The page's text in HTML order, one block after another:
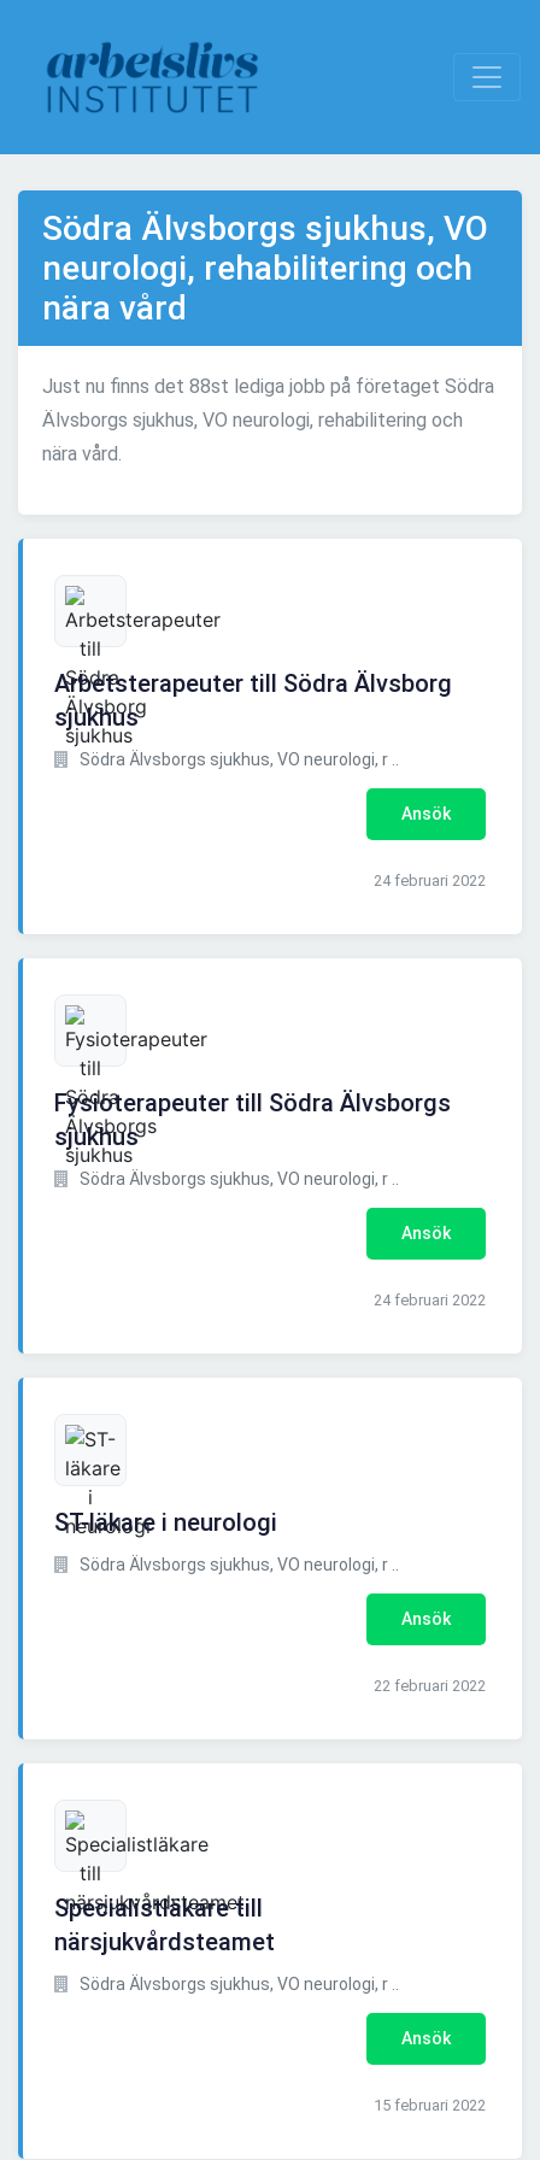
Södra Älvsborgs sjukhus, VO
neurologi, rehabilitering och
nära vård
Just nu finns det 88st lediga jobb på företaget Södra
Älvsborgs sjukhus, VO neurologi, rehabilitering och
nära vård.
Arbetsterapeuter till Södra Älvsborg
sjukhus
Södra Älvsborgs sjukhus, VO neurologi, r ..
Ansök
24 februari 2022
Fysioterapeuter till Södra Älvsborgs
sjukhus
Södra Älvsborgs sjukhus, VO neurologi, r ..
Ansök
24 februari 2022
ST-läkare i neurologi
Södra Älvsborgs sjukhus, VO neurologi, r ..
Ansök
22 februari 2022
Specialistläkare till
närsjukvårdsteamet
Södra Älvsborgs sjukhus, VO neurologi, r ..
Ansök
15 februari 2022